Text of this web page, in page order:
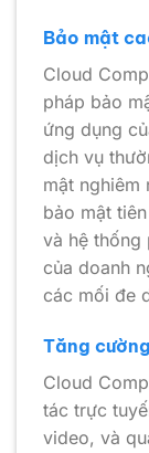
Bảo mật
Cloud
pháp bảo
ứng dụng
dịch vụ
mật nghiêm
bảo mật
và hệ thống
của doanh
các mối đe
Tăng
Cloud
tác trực
video, và